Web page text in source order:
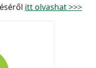
itt olvashat >>>